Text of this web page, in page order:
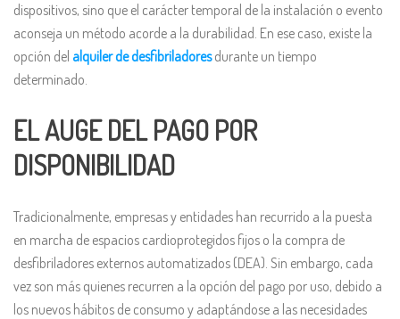
dispositivos, sino que el carácter temporal de la instalación o evento
aconseja un método acorde a la durabilidad. En ese caso, existe la
opción del alquiler de desfibriladoresdurante un tiempo
determinado.
EL AUGE DEL PAGO POR
DISPONIBILIDAD
Tradicionalmente, empresas y entidades han recurrido a la puesta
en marcha de espacios cardioprotegidos fijos o la compra de
desfibriladores externos automatizados (DEA). Sin embargo, cada
vez son más quienes recurren a la opción del pago por uso, debido a
los nuevos hábitos de consumo y adaptándose a las necesidades